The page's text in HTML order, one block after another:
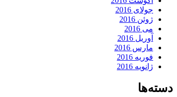
جولای 2016
ژوئن 2016
می 2016
آوریل 2016
مارس 2016
فوریه 2016
ژانویه 2016
دسته‌ها